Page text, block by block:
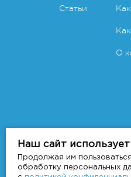
Статьи
О
Copyright
Наш сайт
Продолжая им
обработку персональных